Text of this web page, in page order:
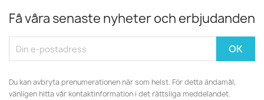
Få våra senaste nyheter och erbjudanden
Du kan avbryta prenumerationen när som helst. För detta ändamål,
vänligen hitta vår kontaktinformation i det rättsliga meddelandet.